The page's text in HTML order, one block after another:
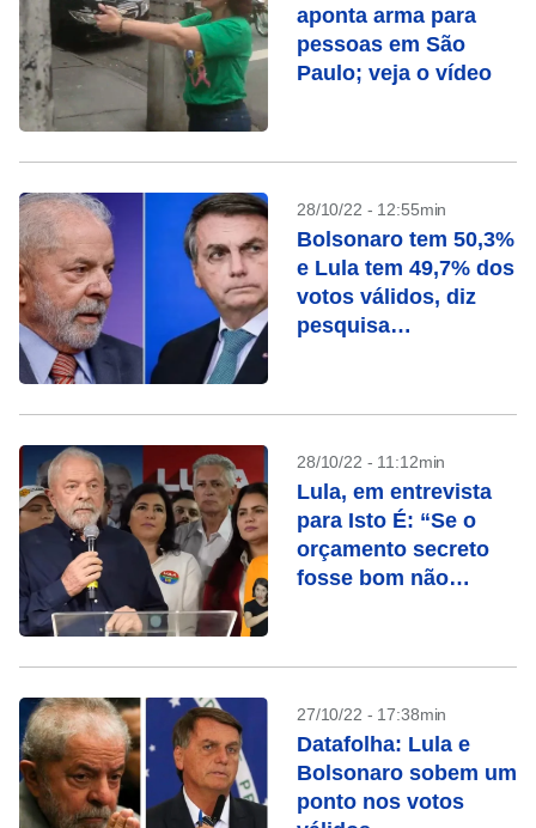
aponta arma para
pessoas em São
Paulo; veja o vídeo
28/10/22 - 12:55min
Bolsonaro tem 50,3%
e Lula tem 49,7% dos
votos válidos, diz
pesquisa
28/10/22 - 11:12min
Lula, em entrevista
para Isto É: “Se o
orçamento secreto
fosse bom não
27/10/22 - 17:38min
Datafolha: Lula e
Bolsonaro sobem um
ponto nos votos